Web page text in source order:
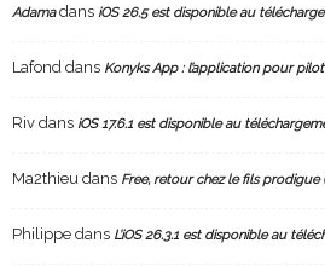
Adamadans iOS 26.5 est disponible au
Lafond dans Konyks App : l’application pour
Riv dans iOS 17.6.1 est disponible au
Ma2thieu dans Free, retour chez le fils prodigue
Philippe dans L’iOS 26.3.1 est disponible au